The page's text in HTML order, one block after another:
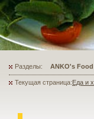
Разделы: ANKO's
Текущая страница:Еда и